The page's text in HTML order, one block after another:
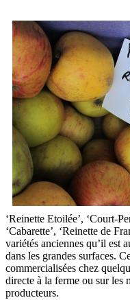
‘Reinette Etoilée’, ‘Court-
‘Cabarette’, ‘Reinette de
variétés anciennes qu’il est
dans les grandes surfaces.
commercialisées chez
directe à la ferme ou sur les
producteurs.